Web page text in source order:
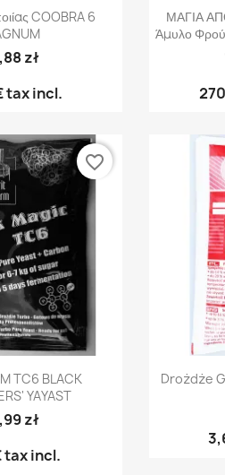
προβολή
COOBRA 6
zł
tax incl.

ΜΑΓΙΑ
Άμυλο
προβολή
TC6 BLACK
YAYAST
zł
tax incl.
favorite_border

Drożdże